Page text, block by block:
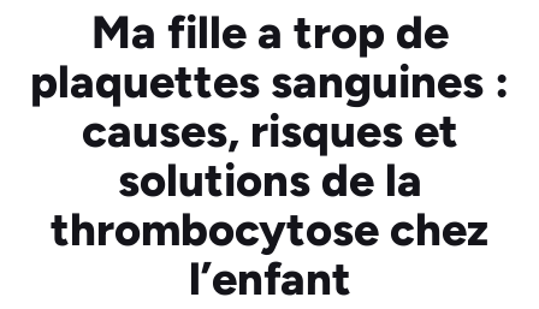
Ma fille a trop de
plaquettes sanguines :
causes, risques et
solutions de la
thrombocytose chez
l’enfant